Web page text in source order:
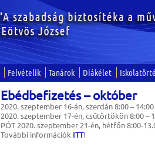
Felvételik Tanárok Diákélet
Ebédbefizetés – október
2020. szeptember 16-án, szerdán 8:00 –
2020. szeptember 17-én, csütörtökön 8:00 –
PÓT 2020. szeptember 21-én, hétfőn 8:00-
További információk ITT!